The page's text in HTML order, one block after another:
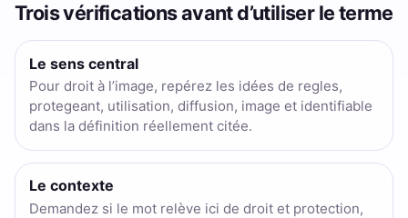
Trois vérifications avant d’utiliser le terme
Le sens central
Pour droit à l’image, repérez les idées de regles,
protegeant, utilisation, diffusion, image et identifiable
dans la définition réellement citée.
Le contexte
Demandez si le mot relève ici de droit et protection,